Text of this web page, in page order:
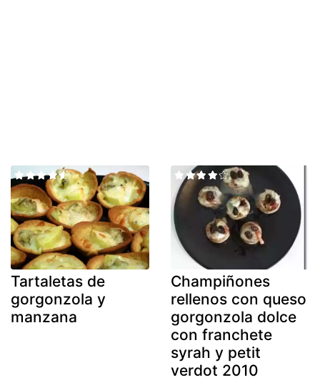
Tartaletas de
gorgonzola y
manzana
Champiñones
rellenos con queso
gorgonzola dolce
con franchete
syrah y petit
verdot 2010